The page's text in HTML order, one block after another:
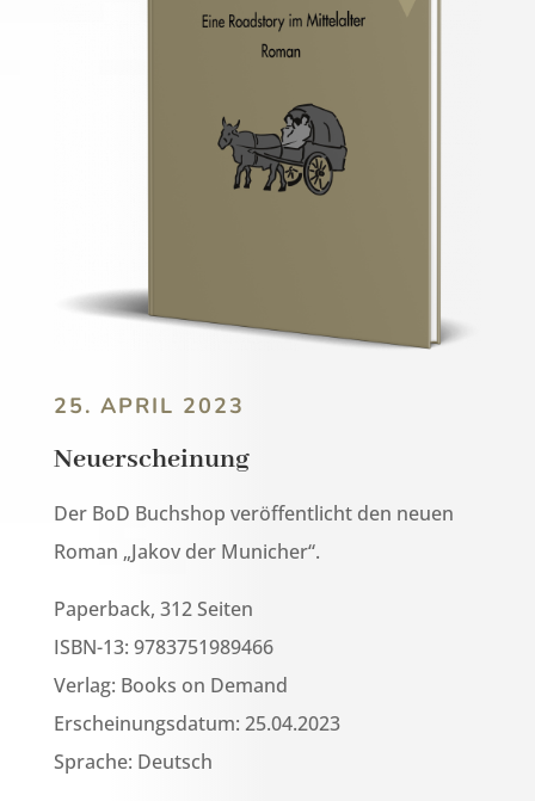
25. APRIL 2023
Neuerscheinung
Der BoD Buchshop veröffentlicht den neuen
Roman „Jakov der Municher“.
Paperback, 312 Seiten
ISBN-13: 9783751989466
Verlag: Books on Demand
Erscheinungsdatum: 25.04.2023
Sprache: Deutsch